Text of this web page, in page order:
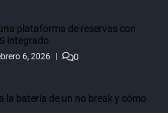
plataforma de reservas con
integrado
6, 2026 0
la batería de un no break y cómo